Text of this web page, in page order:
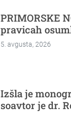
PRIMORSKE
pravicah
5. avgusta, 2026
Izšla je
soavtor je dr.